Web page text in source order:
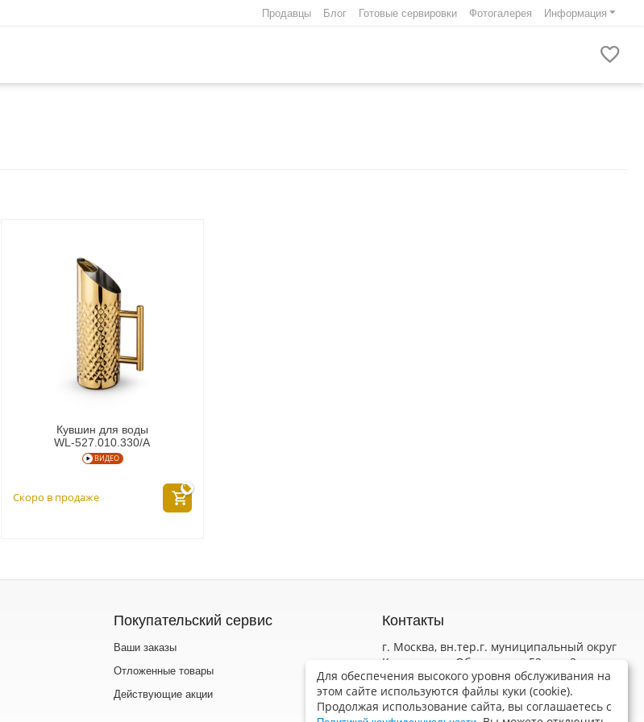
Продавцы Блог Готовые сервировки Фотогалерея Информация
Кувшин для воды
WL‑527.010.330/A
ВИДЕО
Скоро в продаже
Покупательский сервис
Ваши заказы
Отложенные товары
Действующие акции
Контакты
г. Москва, вн.тер.г. муниципальный округ
Коньково, ул Обручева, д. 52 стр. 3
Пн-Пт 9.00 - 18.00
info@wilmax.ru
Обратная связь
Для обеспечения высокого уровня обслуживания на
этом сайте используются файлы куки (cookie).
Продолжая использование сайта, вы соглашаетесь с